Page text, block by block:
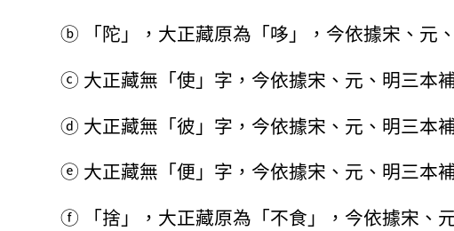
ⓑ 「陀」，大正藏原為「哆」，今依據宋、元
ⓒ 大正藏無「使」字，今依據宋、元、明三本
ⓓ 大正藏無「彼」字，今依據宋、元、明三本
ⓔ 大正藏無「便」字，今依據宋、元、明三本
ⓕ 「捨」，大正藏原為「不食」，今依據宋、